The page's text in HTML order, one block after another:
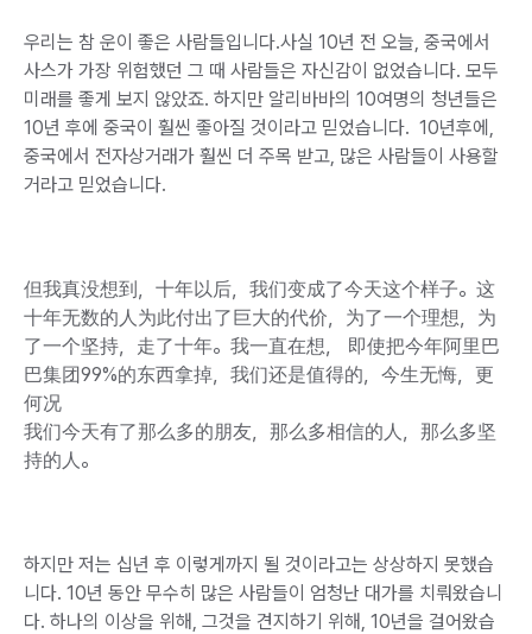
우리는 참 운이 좋은 사람들입니다.사실 10년 전 오늘, 중국에서
사스가 가장 위험했던 그 때 사람들은 자신감이 없었습니다. 모두
미래를 좋게 보지 않았죠. 하지만 알리바바의 10여명의 청년들은
10년 후에 중국이 훨씬 좋아질 것이라고 믿었습니다. 10년후에,
중국에서 전자상거래가 훨씬 더 주목 받고, 많은 사람들이 사용할
거라고 믿었습니다.
但我真没想到，十年以后，我们变成了今天这个样子。这
十年无数的人为此付出了巨大的代价，为了一个理想，为
了一个坚持，走了十年。我一直在想， 即使把今年阿里巴
巴集团99%的东西拿掉，我们还是值得的，今生无悔，更
何况
我们今天有了那么多的朋友，那么多相信的人，那么多坚
持的人。
하지만 저는 십년 후 이렇게까지 될 것이라고는 상상하지 못했습
니다. 10년 동안 무수히 많은 사람들이 엄청난 대가를 치뤄왔습니
다. 하나의 이상을 위해, 그것을 견지하기 위해, 10년을 걸어왔습